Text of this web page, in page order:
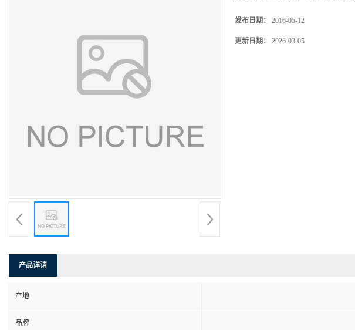
发布日期： 2016-05-12
更新日期： 2026-03-05
产品详请
产地
品牌